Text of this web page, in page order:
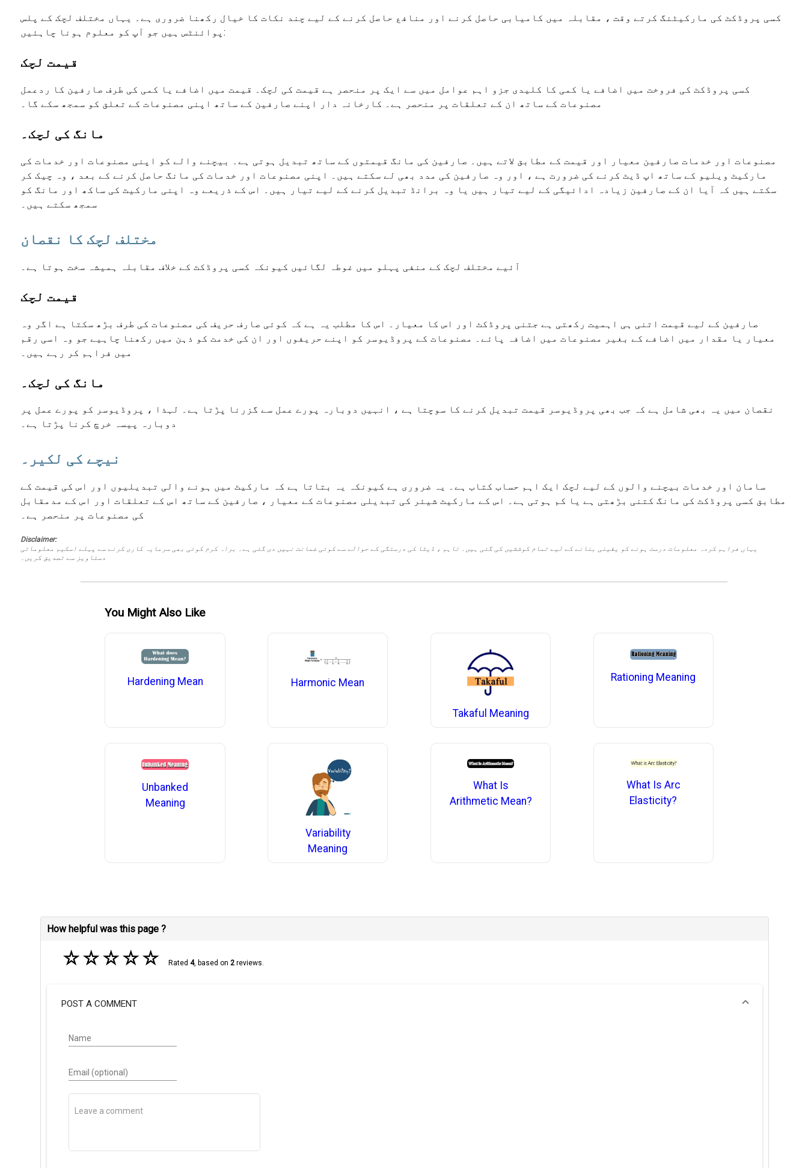
کسی پروڈکٹ کی مارکیٹنگ کرتے وقت ، مقابلہ میں کامیابی حاصل کرنے اور منافع حاصل کرنے کے لیے چند نکات کا خیال رکھنا ضروری ہے۔ یہاں مختلف لچک کے پلس
پوائنٹس ہیں جو آپ کو معلوم ہونا چاہئیں:
قیمت لچک
کسی پروڈکٹ کی فروخت میں اضافے یا کمی کا کلیدی جزو اہم عوامل میں سے ایک پر منحصر ہے قیمت کی لچک۔ قیمت میں اضافے یا کمی کی طرف صارفین کا ردعمل
مصنوعات کے ساتھ ان کے تعلقات پر منحصر ہے۔ کارخانہ دار اپنے صارفین کے ساتھ اپنی مصنوعات کے تعلق کو سمجھ سکے گا۔
مانگ کی لچک۔
مصنوعات اور خدمات صارفین معیار اور قیمت کے مطابق لاتے ہیں۔ صارفین کی مانگ قیمتوں کے ساتھ تبدیل ہوتی ہے۔ بیچنے والے کو اپنی مصنوعات اور خدمات کی
مارکیٹ ویلیو کے ساتھ اپ ڈیٹ کرنے کی ضرورت ہے ، اور وہ صارفین کی مدد بھی لے سکتے ہیں۔ اپنی مصنوعات اور خدمات کی مانگ حاصل کرنے کے بعد ، وہ چیک کر
سکتے ہیں کہ آیا ان کے صارفین زیادہ ادائیگی کے لیے تیار ہیں یا وہ برانڈ تبدیل کرنے کے لیے تیار ہیں۔ اس کے ذریعے وہ اپنی مارکیٹ کی ساکھ اور مانگ کو
سمجھ سکتے ہیں۔
مختلف لچک کا نقصان
آئیے مختلف لچک کے منفی پہلو میں غوطہ لگائیں کیونکہ کسی پروڈکٹ کے خلاف مقابلہ ہمیشہ سخت ہوتا ہے۔
قیمت لچک
صارفین کے لیے قیمت اتنی ہی اہمیت رکھتی ہے جتنی پروڈکٹ اور اس کا معیار۔ اس کا مطلب یہ ہے کہ کوئی صارف حریف کی مصنوعات کی طرف بڑھ سکتا ہے اگر وہ
معیار یا مقدار میں اضافے کے بغیر مصنوعات میں اضافہ پائے۔ مصنوعات کے پروڈیوسر کو اپنے حریفوں اور ان کی خدمت کو ذہن میں رکھنا چاہیے جو وہ اسی رقم
میں فراہم کر رہے ہیں۔
مانگ کی لچک۔
نقصان میں یہ بھی شامل ہے کہ جب بھی پروڈیوسر قیمت تبدیل کرنے کا سوچتا ہے ، انہیں دوبارہ پورے عمل سے گزرنا پڑتا ہے۔ لہذا ، پروڈیوسر کو پورے عمل پر
دوبارہ پیسہ خرچ کرنا پڑتا ہے۔
نیچے کی لکیر۔
سامان اور خدمات بیچنے والوں کے لیے لچک ایک اہم حساب کتاب ہے۔ یہ ضروری ہے کیونکہ یہ بتاتا ہے کہ مارکیٹ میں ہونے والی تبدیلیوں اور اس کی قیمت کے
مطابق کسی پروڈکٹ کی مانگ کتنی بڑھتی ہے یا کم ہوتی ہے۔ اس کے مارکیٹ شیئر کی تبدیلی مصنوعات کے معیار ، صارفین کے ساتھ اس کے تعلقات اور اس کے مدمقابل
کی مصنوعات پر منحصر ہے۔
Disclaimer:
یہاں فراہم کردہ معلومات درست ہونے کو یقینی بنانے کے لیے تمام کوششیں کی گئی ہیں۔ تاہم ، ڈیٹا کی درستگی کے حوالے سے کوئی ضمانت نہیں دی گئی ہے۔ براہ کرم کوئی بھی سرمایہ کاری کرنے سے پہلے اسکیم معلوماتی
دستاویز سے تصدیق کریں۔
You Might Also Like
Hardening Mean Harmonic Mean
Takaful Meaning
Rationing Meaning
Unbanked
Meaning
Variability
Meaning
What Is
Arithmetic Mean?
What Is Arc
Elasticity?
How helpful was this page ?
☆☆☆☆☆ Rated 4, based on 2reviews.
POST A COMMENT
Name
Email (optional)